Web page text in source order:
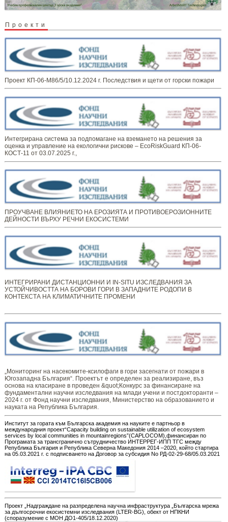
Проекти
Проект КП-06-М86/5/10.12.2024 г. Последствия и щети от горски пожари
Интегрирана система за подпомагане на вземането на решения за
оценка и управление на екологични рискове – EcoRiskGuard КП-06-
КОСТ-11 от 03.07.2025 г.,
ПРОУЧВАНЕ ВЛИЯНИЕТО НА ЕРОЗИЯТА И ПРОТИВОЕРОЗИОННИТЕ
ДЕЙНОСТИ ВЪРХУ РЕЧНИ ЕКОСИСТЕМИ
ИНТЕГРИРАНИ ДИСТАНЦИОННИ И IN-SITU ИЗСЛЕДВАНИЯ ЗА
УСТОЙЧИВОСТТА НА БОРОВИ ГОРИ В ЗАПАДНИТЕ РОДОПИ В
КОНТЕКСТА НА КЛИМАТИЧНИТЕ ПРОМЕНИ
„Мониторинг ​​​на ​​насекомите-ксилофаги в гори засегнати от пожари в
Югозападна България“. Проектът е определен за реализиране, въз
основа на класиране в проведен &quot;Конкурс за финансиране на
фундаментални научни изследвания на млади учени и постдокторанти –
2024 г. от Фонд научни изследвания, Министерство на образованието и
науката на Република България.
Институт за гората към Българска академия на науките е партньор в
международния проект“Capacity building on sustainable utilization of ecosystem
services by local communities in mountainregions”(CAPLOCOM),финансиран по
Програмата за трансгранично сътрудничество ИНТЕРРЕГ-ИПП ТГС между
Република България и Република Северна Македония 2014 –2020, който стартира
на 05.03.2021 г. с подписването на Договор за субсидия No РД-02-29-68/05.03.2021
Проект „Надграждане на разпределена научна инфраструктура „Българска мрежа
за дългосрочни екосистемни изследвания (LTER-BG), обект от НПКНИ
(споразумение с МОН ДО1-405/18.12.2020)